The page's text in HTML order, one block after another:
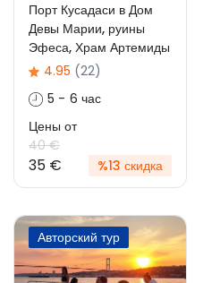
Порт Кусадаси в Дом
Девы Марии, руины
Эфеса, Храм Артемиды
4.95 (22)
5 - 6 час
Цены от
40 €
35 € %13 скидка
Авторский тур